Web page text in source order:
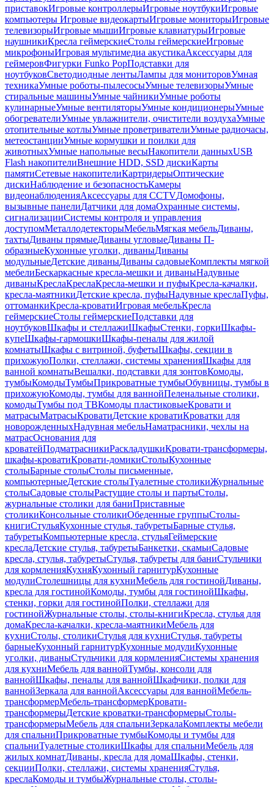
приставокИгровые контроллерыИгровые ноутбукиИгровые
компьютеры Игровые видеокартыИгровые мониторыИгровые
телевизорыИгровые мышиИгровые клавиатурыИгровые
наушникиКресла геймерскиеСтолы геймерскиеИгровые
микрофоныИгровая мультимедиа акустикаАксессуары для
геймеровФигурки Funko PopПодставки для
ноутбуковСветодиодные лентыЛампы для мониторовУмная
техникаУмные роботы-пылесосыУмные телевизорыУмные
стиральные машиныУмные чайникиУмные роботы
кулинарныеУмные вентиляторыУмные кондиционерыУмные
обогревателиУмные увлажнители, очистители воздухаУмные
отопительные котлыУмные проветривателиУмные радиочасы,
метеостанцииУмные кормушки и поилки для
животныхУмные напольные весыНакопители данныхUSB
Flash накопителиВнешние HDD, SSD дискиКарты
памятиСетевые накопителиКартридерыОптические
дискиНаблюдение и безопасностьКамеры
видеонаблюденияАксессуары для CCTVДомофоны,
вызывные панелиДатчики для домаОхранные системы,
сигнализацииСистемы контроля и управления
доступомМеталлодетекторыМебельМягкая мебельДиваны,
тахтыДиваны прямыеДиваны угловыеДиваны П-
образныеКухонные уголки, диваныДиваны
модульныеДетские диваныДиваны садовыеКомплекты мягкой
мебелиБескаркасные кресла-мешки и диваныНадувные
диваныКреслаКреслаКресла-мешки и пуфыКресла-качалки,
кресла-маятникиДетские кресла, пуфыНадувные креслаПуфы,
оттоманкиКресла-кроватиИгровая мебельКресла
геймерскиеСтолы геймерскиеПодставки для
ноутбуковШкафы и стеллажиШкафыСтенки, горкиШкафы-
купеШкафы-гармошкиШкафы-пеналы для жилой
комнатыШкафы с витриной, буфетыШкафы, секции в
прихожуюПолки, стеллажи, системы храненияШкафы для
ванной комнатыВешалки, подставки для зонтовКомоды,
тумбыКомодыТумбыПрикроватные тумбыОбувницы, тумбы в
прихожуюКомоды, тумбы для ваннойПеленальные столики,
комодыТумбы под ТВКомоды пластиковыеКровати и
матрасыМатрасыКроватиДетские кроватиКроватки для
новорожденныхНадувная мебельНаматрасники, чехлы на
матрасОснования для
кроватейПодматрасникиРаскладушкиКровати-трансформеры,
шкафы-кроватиКровати-домикиСтолыКухонные
столыБарные столыСтолы письменные,
компьютерныеДетские столыТуалетные столикиЖурнальные
столыСадовые столыРастущие столы и партыСтолы,
журнальные столики для баниПриставные
столикиКонсольные столикиОбеденные группыСтолы-
книгиСтульяКухонные стулья, табуретыБарные стулья,
табуретыКомпьютерные кресла, стульяГеймерские
креслаДетские стулья, табуретыБанкетки, скамьиСадовые
кресла, стулья, табуретыСтулья, табуреты для баниСтульчики
для кормленияКухняКухонный гарнитурКухонные
модулиСтолешницы для кухниМебель для гостинойДиваны,
кресла для гостинойКомоды, тумбы для гостинойШкафы,
стенки, горки для гостинойПолки, стеллажи для
гостинойЖурнальные столы, столы-книгиКресла, стулья для
домаКресла-качалки, кресла-маятникиМебель для
кухниСтолы, столикиСтулья для кухниСтулья, табуреты
барныеКухонный гарнитурКухонные модулиКухонные
уголки, диваныСтульчики для кормленияСистемы хранения
для кухниМебель для ваннойТумбы, консоли для
ваннойШкафы, пеналы для ваннойШкафчики, полки для
ваннойЗеркала для ваннойАксессуары для ваннойМебель-
трансформерМебель-трансформерКровати-
трансформерыДетские кроватки-трансформерыСтолы-
трансформерыМебель для спальниЗеркалаКомплекты мебели
для спальниПрикроватные тумбыКомоды и тумбы для
спальниТуалетные столикиШкафы для спальниМебель для
жилых комнатДиваны, кресла для домаШкафы, стенки,
секцииПолки, стеллажи, системы храненияСтулья,
креслаКомоды и тумбыЖурнальные столы, столы-